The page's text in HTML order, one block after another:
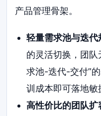
产品管理骨架。
轻量需求池与迭代
的灵活切换，团
求池-迭代-交付”
训成本即可落地敏
高性价比的团队扩